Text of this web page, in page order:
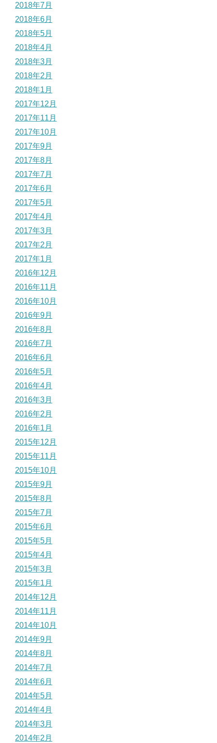
2018年7月
2018年6月
2018年5月
2018年4月
2018年3月
2018年2月
2018年1月
2017年12月
2017年11月
2017年10月
2017年9月
2017年8月
2017年7月
2017年6月
2017年5月
2017年4月
2017年3月
2017年2月
2017年1月
2016年12月
2016年11月
2016年10月
2016年9月
2016年8月
2016年7月
2016年6月
2016年5月
2016年4月
2016年3月
2016年2月
2016年1月
2015年12月
2015年11月
2015年10月
2015年9月
2015年8月
2015年7月
2015年6月
2015年5月
2015年4月
2015年3月
2015年1月
2014年12月
2014年11月
2014年10月
2014年9月
2014年8月
2014年7月
2014年6月
2014年5月
2014年4月
2014年3月
2014年2月